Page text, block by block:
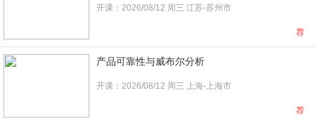
开课：2026/08/12 周三 江苏-苏州市
荐
产品可靠性与威布尔分析
开课：2026/08/12 周三 上海-上海市
荐